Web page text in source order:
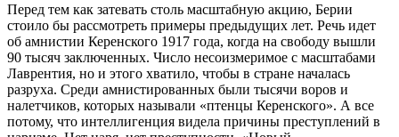
Перед тем как затевать столь масштабную акцию, Берии
стоило бы рассмотреть примеры предыдущих лет. Речь идет
об амнистии Керенского 1917 года, когда на свободу вышли
90 тысяч заключенных. Число несоизмеримое с масштабами
Лаврентия, но и этого хватило, чтобы в стране началась
разруха. Среди амнистированных были тысячи воров и
налетчиков, которых называли «птенцы Керенского». А все
потому, что интеллигенция видела причины преступлений в